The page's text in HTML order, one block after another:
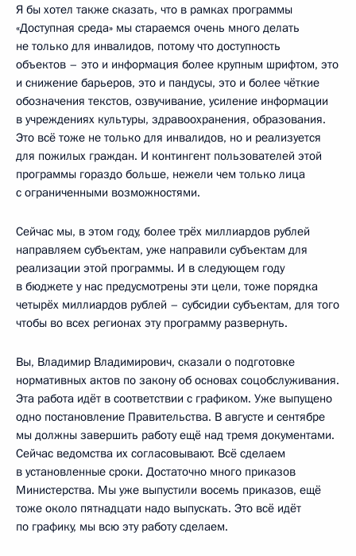
Я бы хотел также сказать, что в рамках программы
«Доступная среда» мы стараемся очень много делать
не только для инвалидов, потому что доступность
объектов – это и информация более крупным шрифтом, это
и снижение барьеров, это и пандусы, это и более чёткие
обозначения текстов, озвучивание, усиление информации
в учреждениях культуры, здравоохранения, образования.
Это всё тоже не только для инвалидов, но и реализуется
для пожилых граждан. И контингент пользователей этой
программы гораздо больше, нежели чем только лица
с ограниченными возможностями.
Сейчас мы, в этом году, более трёх миллиардов рублей
направляем субъектам, уже направили субъектам для
реализации этой программы. И в следующем году
в бюджете у нас предусмотрены эти цели, тоже порядка
четырёх миллиардов рублей – субсидии субъектам, для того
чтобы во всех регионах эту программу развернуть.
Вы, Владимир Владимирович, сказали о подготовке
нормативных актов по закону об основах соцобслуживания.
Эта работа идёт в соответствии с графиком. Уже выпущено
одно постановление Правительства. В августе и сентябре
мы должны завершить работу ещё над тремя документами.
Сейчас ведомства их согласовывают. Всё сделаем
в установленные сроки. Достаточно много приказов
Министерства. Мы уже выпустили восемь приказов, ещё
тоже около пятнадцати надо выпускать. Это всё идёт
по графику, мы всю эту работу сделаем.